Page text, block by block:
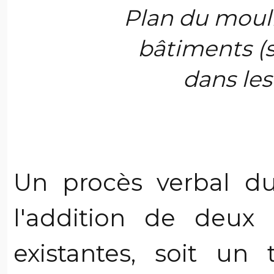
Plan du
bâtiments
dans
Un procès verbal
l'addition de deux
existantes, soit